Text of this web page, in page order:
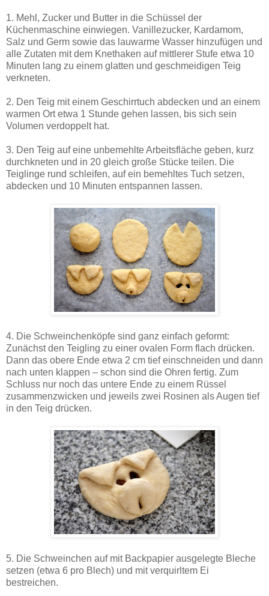
1. Mehl, Zucker und Butter in die Schüssel der
Küchenmaschine einwiegen. Vanillezucker, Kardamom,
Salz und Germ sowie das lauwarme Wasser hinzufügen und
alle Zutaten mit dem Knethaken auf mittlerer Stufe etwa 10
Minuten lang zu einem glatten und geschmeidigen Teig
verkneten.
2. Den Teig mit einem Geschirrtuch abdecken und an einem
warmen Ort etwa 1 Stunde gehen lassen, bis sich sein
Volumen verdoppelt hat.
3. Den Teig auf eine unbemehlte Arbeitsfläche geben, kurz
durchkneten und in 20 gleich große Stücke teilen. Die
Teiglinge rund schleifen, auf ein bemehltes Tuch setzen,
abdecken und 10 Minuten entspannen lassen.
4. Die Schweinchenköpfe sind ganz einfach geformt:
Zunächst den Teigling zu einer ovalen Form flach drücken.
Dann das obere Ende etwa 2 cm tief einschneiden und dann
nach unten klappen – schon sind die Ohren fertig. Zum
Schluss nur noch das untere Ende zu einem Rüssel
zusammenzwicken und jeweils zwei Rosinen als Augen tief
in den Teig drücken.
5. Die Schweinchen auf mit Backpapier ausgelegte Bleche
setzen (etwa 6 pro Blech) und mit verquirltem Ei
bestreichen.